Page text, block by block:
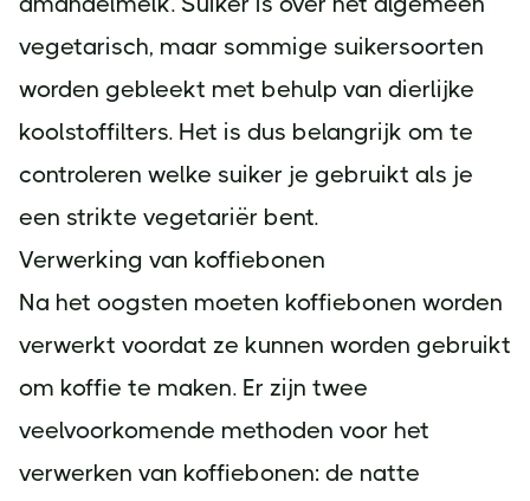
vegetarisch, maar sommige suikersoorten
worden gebleekt met behulp van dierlijke
koolstoffilters. Het is dus belangrijk om te
controleren welke suiker je gebruikt als je
een strikte vegetariër bent.
Verwerking van koffiebonen
Na het oogsten moeten koffiebonen worden
verwerkt voordat ze kunnen worden gebruikt
om koffie te maken. Er zijn twee
veelvoorkomende methoden voor het
verwerken van koffiebonen: de natte